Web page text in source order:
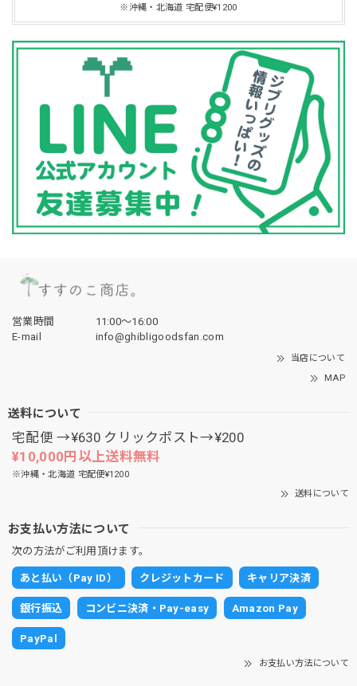
※沖縄・北海道 宅配便¥1200
営業時間
11:00〜16:00
E-mail
info@ghibligoodsfan.com
当店について
MAP
送料について
宅配便 →¥630 クリックポスト→¥200
¥10,000円以上送料無料
※沖縄・北海道 宅配便¥1200
送料について
お支払い方法について
次の方法がご利用頂けます。
あと払い（Pay ID） クレジットカード キャリア決済
銀行振込 コンビニ決済・Pay-easy Amazon Pay
PayPal
お支払い方法について